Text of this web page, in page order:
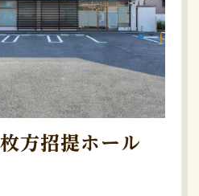
方招提ホール